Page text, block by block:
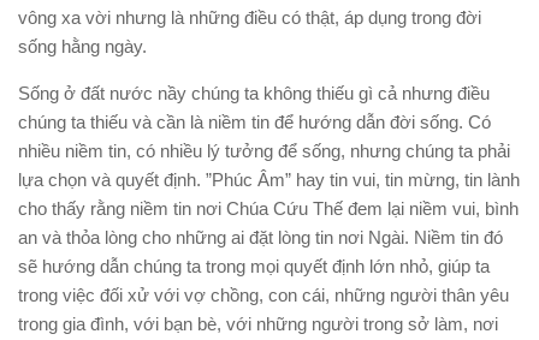
vông xa vời nhưng là những điều có thật, áp dụng trong đời
sống hằng ngày.
Sống ở đất nước nầy chúng ta không thiếu gì cả nhưng điều
chúng ta thiếu và cần là niềm tin để hướng dẫn đời sống. Có
nhiều niềm tin, có nhiều lý tưởng để sống, nhưng chúng ta phải
lựa chọn và quyết định. ”Phúc Âm” hay tin vui, tin mừng, tin lành
cho thấy rằng niềm tin nơi Chúa Cứu Thế đem lại niềm vui, bình
an và thỏa lòng cho những ai đặt lòng tin nơi Ngài. Niềm tin đó
sẽ hướng dẫn chúng ta trong mọi quyết định lớn nhỏ, giúp ta
trong việc đối xử với vợ chồng, con cái, những người thân yêu
trong gia đình, với bạn bè, với những người trong sở làm, nơi